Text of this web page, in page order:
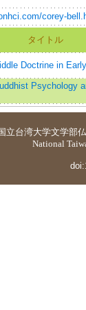
corey-
タイトル
Doctrine in
Psychology
立台湾大学文学部
National